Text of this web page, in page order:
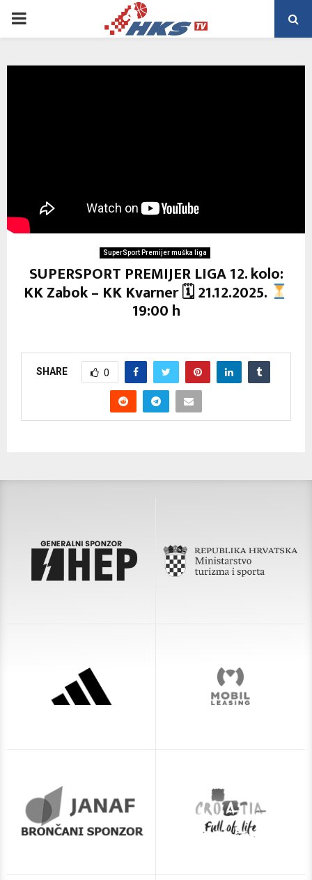
PRIMARY
SuperSport Premijer muška liga
SUPERSPORT PREMIJER LIGA 12. kolo:
KK Zabok – KK Kvarner 🗓 21.12.2025.
19:00 h
SHARE 0